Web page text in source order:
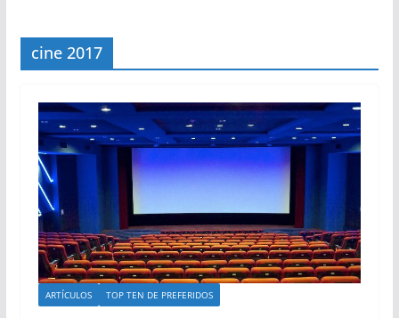
cine 2017
ARTÍCULOS TOP TEN DE PREFERIDOS